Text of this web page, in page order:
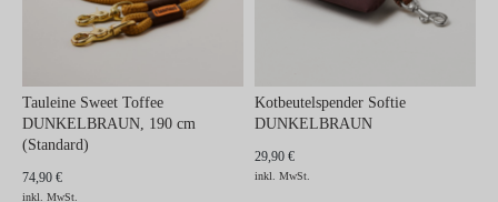
Tauleine Sweet Toffee
DUNKELBRAUN, 190 cm
(Standard)
74,90 €
inkl. MwSt.
Kotbeutelspender Softie
DUNKELBRAUN
29,90 €
inkl. MwSt.